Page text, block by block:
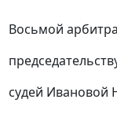
Восьмой
судей Ивановой